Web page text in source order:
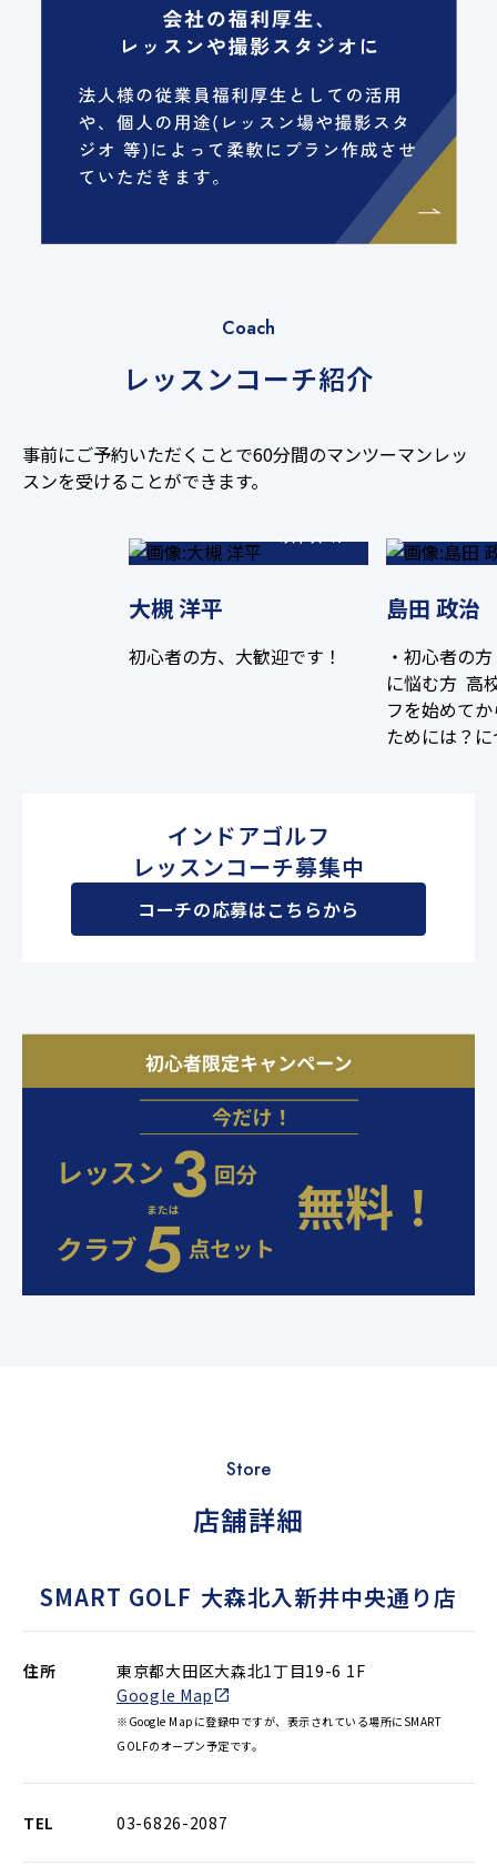
Coach
レッスンコーチ紹介
事前にご予約いただくことで60分間のマンツーマンレッ
スンを受けることができます。
ベストスコア
大槻 洋平
初心者の方、大歓迎です！
島田 政治
・初心者の
に悩む方 高
フを始めて
ためには？
インドアゴルフ
レッスンコーチ募集中
コーチの応募はこちらから
Store
店舗詳細
SMART GOLF 大森北入新井中央通り店
住所
東京都大田区大森北1丁目19-6 1F
Google Map
※Google Mapに登録中ですが、表示されている場所にSMART
GOLFのオープン予定です。
TEL 03-6826-2087